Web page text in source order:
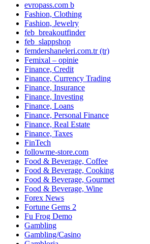
evropass.com b
Fashion, Clothing
Fashion, Jewelry
feb_breakoutfinder
feb_slappshop
femdershaneleri.com.tr (tr)
Femixal – opinie
Finance, Credit
Finance, Currency Trading
Finance, Insurance
Finance, Investing
Finance, Loans
Finance, Personal Finance
Finance, Real Estate
Finance, Taxes
FinTech
followme-store.com
Food & Beverage, Coffee
Food & Beverage, Cooking
Food & Beverage, Gourmet
Food & Beverage, Wine
Forex News
Fortune Gems 2
Fu Frog Demo
Gambling
Gambling/Casino